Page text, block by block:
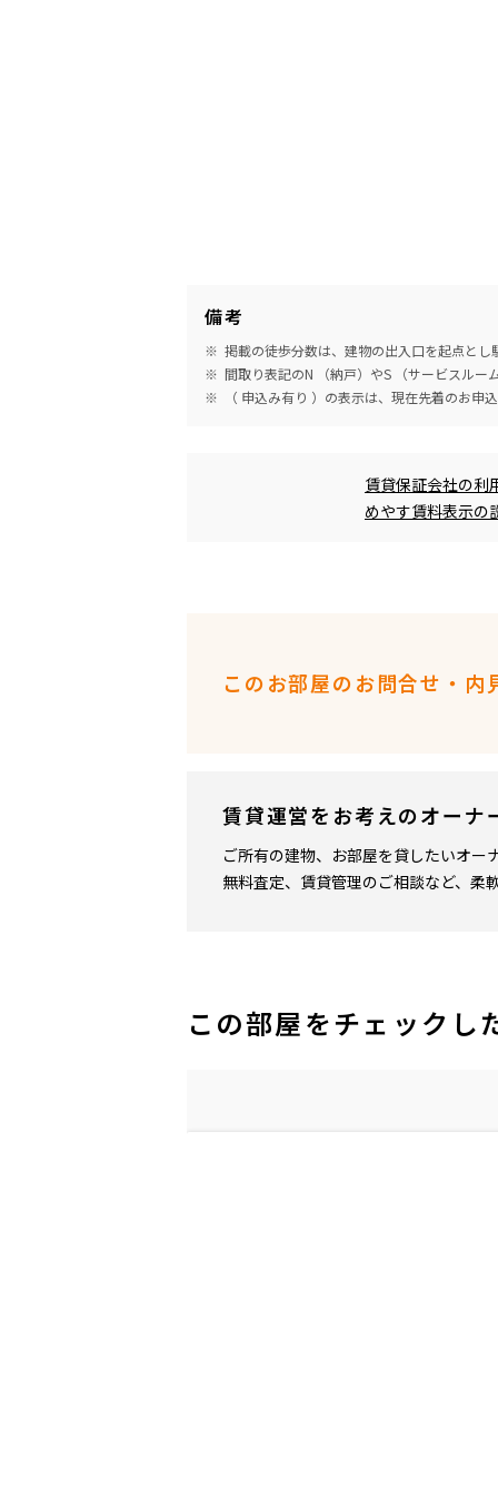
備考
掲載の徒歩分数は、建物の出入口を起点と
間取り表記のN （納戸）やS （サービスル
（ 申込み有り ）の表示は、現在先着のお
めやす賃料表示賃貸保証会社の利
めやす賃料表示の
このお部屋のお問合せ・内
賃貸運営をお考えのオーナ
ご所有の建物、お部屋を貸したいオー
無料査定、賃貸管理のご相談など、柔
この部屋をチェックし